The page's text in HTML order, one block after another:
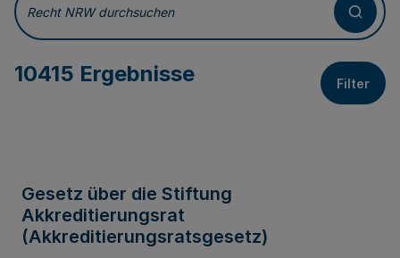
Recht NRW durchsuchen
10415 Ergebnisse Filter
Gesetz über die Stiftung
Akkreditierungsrat
(Akkreditierungsratsgesetz)